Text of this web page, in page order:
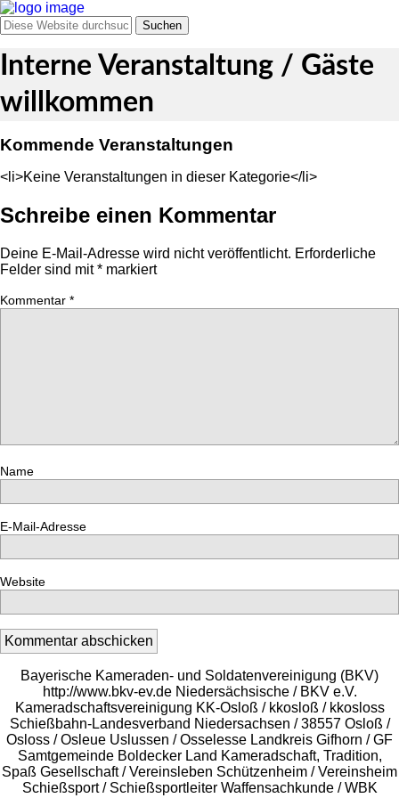
Interne Veranstaltung / Gäste
willkommen
Kommende Veranstaltungen
<li>Keine Veranstaltungen in dieser Kategorie</li>
Schreibe einen Kommentar
Deine E-Mail-Adresse wird nicht veröffentlicht. Erforderliche
Felder sind mit* markiert
Kommentar *
Name
E-Mail-Adresse
Website
Bayerische Kameraden- und Soldatenvereinigung (BKV)
http://www.bkv-ev.de Niedersächsische / BKV e.V.
Kameradschaftsvereinigung KK-Osloß / kkosloß / kkosloss
Schießbahn-Landesverband Niedersachsen / 38557 Osloß /
Osloss / Osleue Uslussen / Osselesse Landkreis Gifhorn / GF
Samtgemeinde Boldecker Land Kameradschaft, Tradition,
Spaß Gesellschaft / Vereinsleben Schützenheim / Vereinsheim
Schießsport / Schießsportleiter Waffensachkunde / WBK